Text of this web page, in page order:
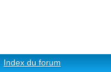
Index du forum